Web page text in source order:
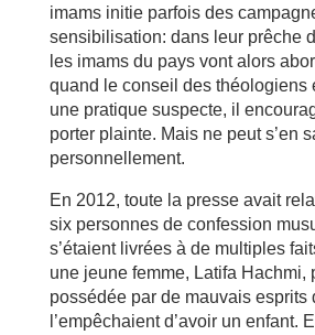
imams initie parfois des
sensibilisation: dans leur prêche
les imams du pays vont alors
quand le conseil des théologiens
une pratique suspecte, il
porter plainte. Mais ne peut s’en
personnellement.
En 2012, toute la presse avait
six personnes de confession
s’étaient livrées à de multiples
une jeune femme, Latifa Hachmi,
possédée par de mauvais esprits
l’empêchaient d’avoir un enfant.